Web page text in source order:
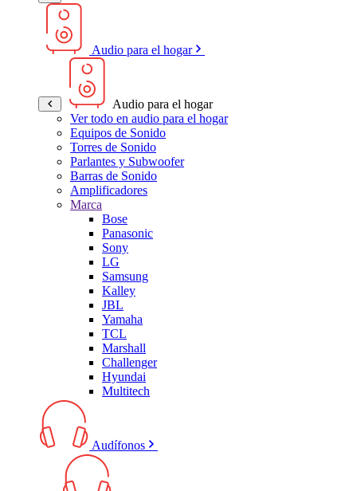
Audio para el hogar
Audio para el hogar
Ver todo en audio para el hogar
Equipos de Sonido
Torres de Sonido
Parlantes y Subwoofer
Barras de Sonido
Amplificadores
Marca
Bose
Panasonic
Sony
LG
Samsung
Kalley
JBL
Yamaha
TCL
Marshall
Challenger
Hyundai
Multitech
Audífonos